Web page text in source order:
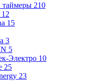
таймеры 210
12
15
3
5
Электро 10
25
23